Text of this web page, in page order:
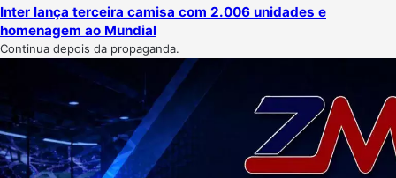
Inter lança terceira camisa com 2.006 unidades e
homenagem ao Mundial
Continua depois da propaganda.